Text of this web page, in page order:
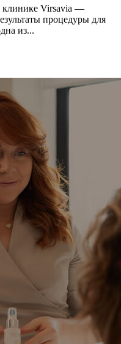
клинике Virsavia —
процедуры для
из...